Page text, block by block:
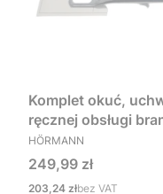
Komplet okuć,
ręcznej obsługi
PRODUCENT
HÖRMANN
Cena
249,99 zł
Cena
203,24 złbez VAT